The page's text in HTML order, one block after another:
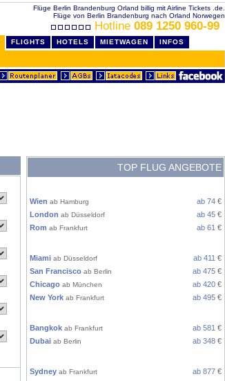
Flüge Berlin Brandenburg Orland billig mit Airline Tickets .de.
Flüge von Berlin Brandenburg nach Orland Norwegen
Hotline 089 1250 960-99
FLIGHTS HOTELS MIETWAGEN INFOS
TOP FLUG ANGEBOTE
Wien ab Hamburg ab 74 €
London ab Düsseldorf ab 45 €
Rom ab Frankfurt ab 61 €
Miami ab Düsseldorf ab 411 €
San Francisco ab Berlin ab 475 €
Chicago ab München ab 420 €
New York ab Frankfurt ab 495 €
Bangkok ab Frankfurt ab 581 €
Dubai ab Berlin ab 348 €
Sydney ab Frankfurt ab 877 €